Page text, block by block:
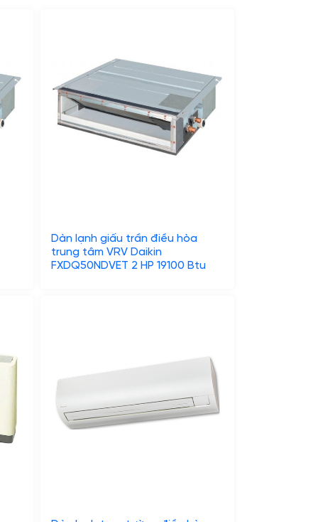
Dàn lạnh giấu trần điều hòa
trung tâm VRV Daikin
FXDQ50NDVET 2 HP 19100 Btu